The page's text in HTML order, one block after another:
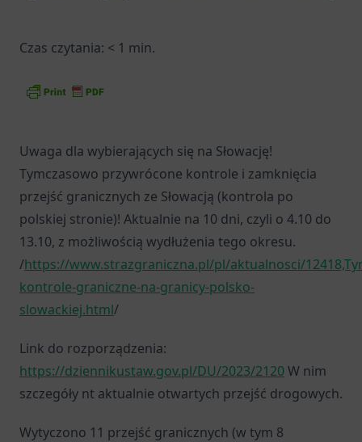
Czas czytania: < 1 min.
Uwaga dla wybierających się na Słowację!
Tymczasowo przywrócone kontrole i zamknięcia
przejść granicznych ze Słowacją (kontrola po
polskiej stronie)! Aktualnie na 10 dni, czyli o 4.10 do
13.10, z możliwością wydłużenia tego okresu.
/https://www.strazgraniczna.pl/pl/aktualnosci/
kontrole-graniczne-na-granicy-polsko-
slowackiej.html/
Link do rozporządzenia:
https://dziennikustaw.gov.pl/DU/2023/2120W nim
szczegóły nt aktualnie otwartych przejść drogowych.
Wytyczono 11 przejść granicznych (w tym 8